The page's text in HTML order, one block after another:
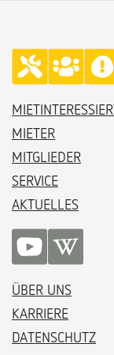
MIETER
MITGLIEDER
SERVICE
AKTUELLES
ÜBER UNS
KARRIERE
DATENSCHUTZ